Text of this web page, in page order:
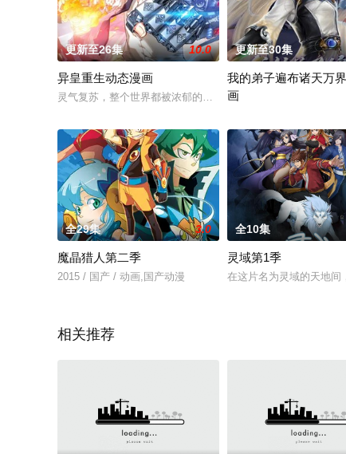
更新至26集 10.0
异皇重生动态漫画
灵气复苏，整个世界都被浓郁的灵气所覆盖，地球上的生物被
更新至30集
我的弟子遍布诸天万
画
全29集 3.0
魔晶猎人第二季
2015 / 国产 / 动画,国产动漫
全10集
灵域第1季
在这片名为灵域的天地间
相关推荐